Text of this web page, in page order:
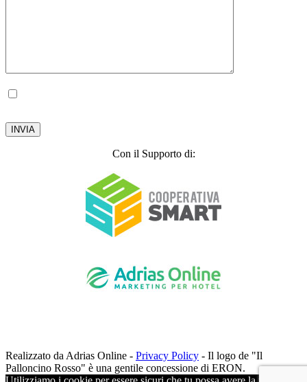
Con il Supporto di:
Realizzato da Adrias Online - Privacy Policy - Il logo de "Il
Palloncino Rosso" è una gentile concessione di ERON.